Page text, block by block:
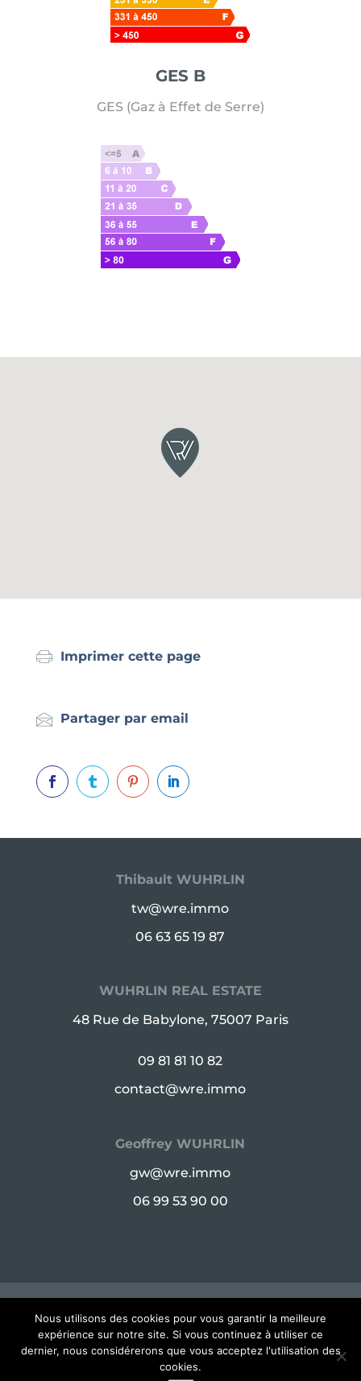
GES B
GES (Gaz à Effet de Serre)
Imprimer cette page
Partager par email
   
Thibault WUHRLIN
tw@wre.immo
06 63 65 19 87
WUHRLIN REAL ESTATE
48 Rue de Babylone, 75007 Paris
09 81 81 10 82
contact@wre.immo
Geoffrey WUHRLIN
gw@wre.immo
06 99 53 90 00
© Copyright WRE 2025 - 48 Rue de Babylone,
75007 Paris -
Mentions légales
Nous utilisons des cookies pour vous garantir la meilleure
expérience sur notre site. Si vous continuez à utiliser ce
dernier, nous considérerons que vous acceptez l'utilisation des
cookies.